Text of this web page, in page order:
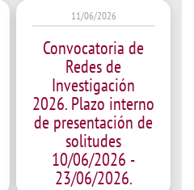
11/06/2026
Convocatoria de
Redes de
Investigación
2026. Plazo interno
de presentación de
solitudes
10/06/2026 -
23/06/2026.